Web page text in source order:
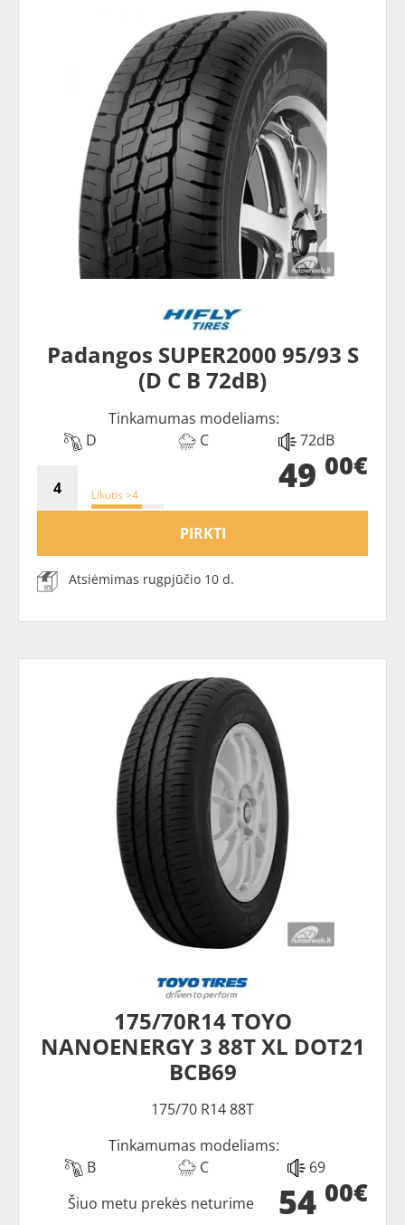
Padangos SUPER2000 95/93 S
(D C B 72dB)
Tinkamumas modeliams:
D
C 72dB
Likutis >4 49 00€
PIRKTI
Atsiėmimas rugpjūčio 10 d.
175/70R14 TOYO
NANOENERGY 3 88T XL DOT21
BCB69
175/70 R14 88T
Tinkamumas modeliams:
B
C 69
54 00€
Šiuo metu prekės neturime